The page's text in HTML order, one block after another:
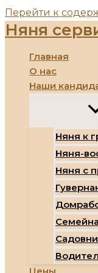
Перейти к
Няня
Главная
О нас
Наши
Няня к
Няня-
Няня с